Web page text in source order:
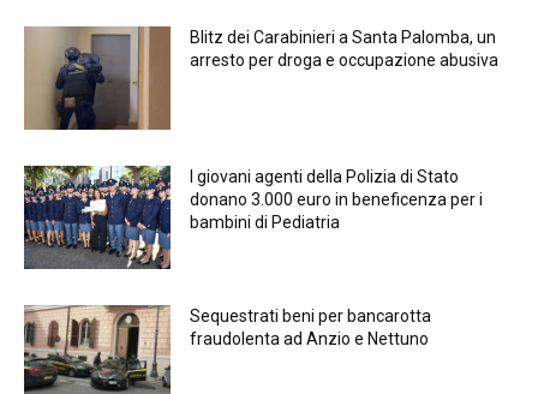
Blitz dei Carabinieri a Santa Palomba, un
arresto per droga e occupazione abusiva
I giovani agenti della Polizia di Stato
donano 3.000 euro in beneficenza per i
bambini di Pediatria
Sequestrati beni per bancarotta
fraudolenta ad Anzio e Nettuno